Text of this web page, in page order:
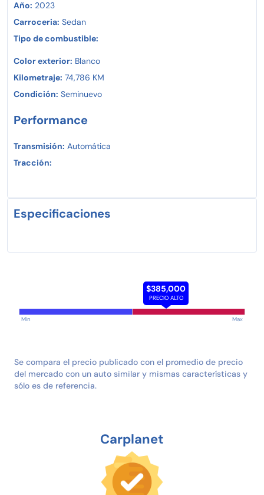
Año: 2023
Carroceria: Sedan
Tipo de combustible:
Color exterior: Blanco
Kilometraje: 74,786 KM
Condición: Seminuevo
Performance
Transmisión: Automática
Tracción:
Especificaciones
$385,000
PRECIO ALTO
Min Max
Se compara el precio publicado con el promedio de precio
del mercado con un auto similar y mismas características y
sólo es de referencia.
Carplanet